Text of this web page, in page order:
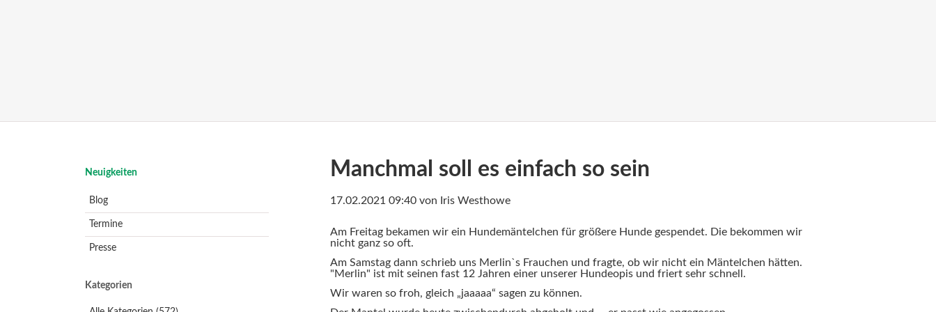
Manchmal soll es einfach so sein
17.02.2021 09:40 von Iris Westhowe
Am Freitag bekamen wir ein Hundemäntelchen für größere Hunde gespendet. Die bekommen wir
nicht ganz so oft.
Am Samstag dann schrieb uns Merlin`s Frauchen und fragte, ob wir nicht ein Mäntelchen hätten.
"Merlin" ist mit seinen fast 12 Jahren einer unserer Hundeopis und friert sehr schnell.
Wir waren so froh, gleich „jaaaaa“ sagen zu können.
Navigation
Neuigkeiten
Blog
Termine
Presse
Kategorien